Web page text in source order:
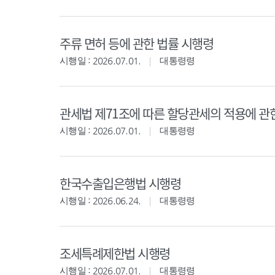
주류 면허 등에 관한 법률 시행령
시행일 : 2026.07.01. 대통령령
관세법 제71조에 따른 할당관세의 적용에 관
시행일 : 2026.07.01. 대통령령
한국수출입은행법 시행령
시행일 : 2026.06.24. 대통령령
조세특례제한법 시행령
시행일 : 2026.07.01. 대통령령